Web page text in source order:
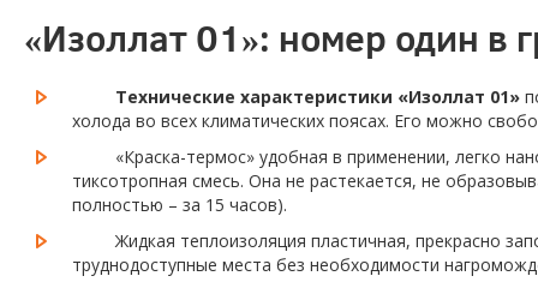
«Изоллат 01»: номер один в
Технические характеристики «Изоллат 01»
холода во всех климатических поясах. Его можно
«Краска-термос» удобная в применении, легко
тиксотропная смесь. Она не растекается, не
полностью – за 15 часов).
Жидкая теплоизоляция пластичная, прекрасно
труднодоступные места без необходимости